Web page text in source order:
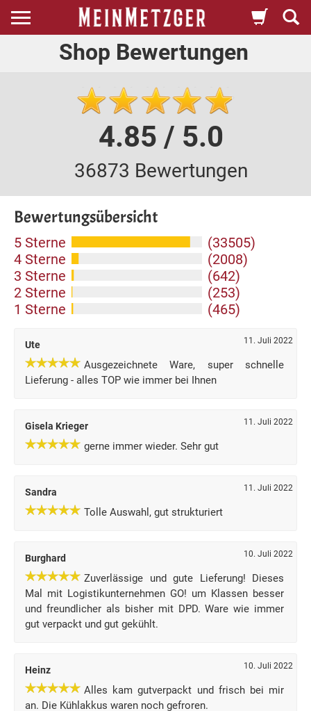
Shop Bewertungen
4.85 / 5.0
36873 Bewertungen
Bewertungsübersicht
5 Sterne
(33505)
4 Sterne
(2008)
3 Sterne
(642)
2 Sterne
(253)
1 Sterne
(465)
Ute 11. Juli 2022
Ausgezeichnete Ware, super schnelle
Lieferung - alles TOP wie immer bei Ihnen
Gisela Krieger 11. Juli 2022
gerne immer wieder. Sehr gut
Sandra 11. Juli 2022
Tolle Auswahl, gut strukturiert
Burghard 10. Juli 2022
Zuverlässige und gute Lieferung! Dieses
Mal mit Logistikunternehmen GO! um Klassen besser
und freundlicher als bisher mit DPD. Ware wie immer
gut verpackt und gut gekühlt.
Heinz 10. Juli 2022
Alles kam gutverpackt und frisch bei mir
an. Die Kühlakkus waren noch gefroren.